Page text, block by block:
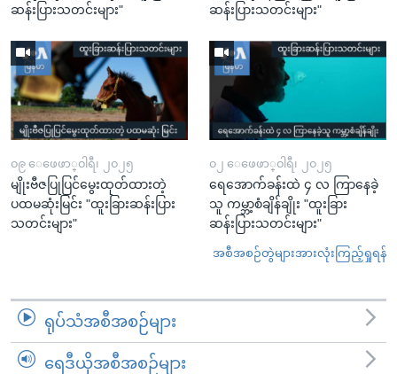
ဆန်းပြားသတင်းများ"
ဆန်းပြားသတင်းများ"
၀၉ ေဖေဖာ္၀ါရီ၊ ၂၀၂၅
မျိုးဗီဇပြုပြင်မွေးထုတ်ထားတဲ့
ပထမဆုံးမြင်း "ထူးခြားဆန်းပြား
သတင်းများ"
၀၂ ေဖေဖာ္၀ါရီ၊ ၂၀၂၅
ရေအောက်ခန်းထဲ ၄ လ ကြာနေခဲ့
သူ ကမ္ဘာ့စံချိန်ချိုး "ထူးခြား
ဆန်းပြားသတင်းများ"
အစီအစဉ်တွဲများအားလုံးကြည့်ရှုရန်
ရုပ်သံအစီအစဉ်များ
ရေဒီယိုအစီအစဉ်များ